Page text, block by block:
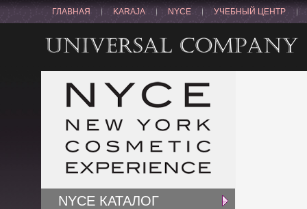
ГЛАВНАЯ KARAJA NYCE УЧЕБНЫЙ ЦЕНТР
NYCE КАТАЛОГ